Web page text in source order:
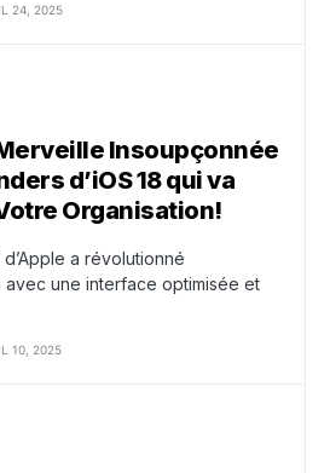
24, 2025
Insoupçonnée
d’iOS 18 qui va
Organisation!
d’Apple a révolutionné
avec une interface optimisée et
10, 2025